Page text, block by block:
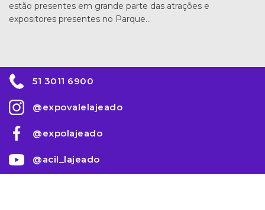
estão presentes em grande parte das atrações e
expositores presentes no Parque…
51 3011 6900
@expovalelajeado
@expolajeado
@acil_lajeado